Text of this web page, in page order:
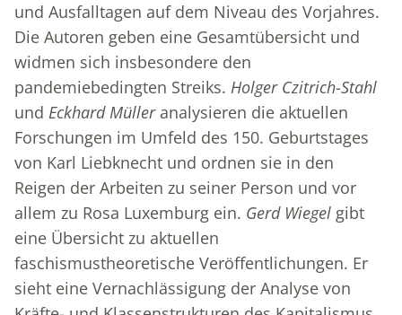
und Ausfalltagen auf dem Niveau des Vorjahres.
Die Autoren geben eine Gesamtübersicht und
widmen sich insbesondere den
pandemiebedingten Streiks. Holger Czitrich-Stahl
und Eckhard Mülleranalysieren die aktuellen
Forschungen im Umfeld des 150. Geburtstages
von Karl Liebknecht und ordnen sie in den
Reigen der Arbeiten zu seiner Person und vor
allem zu Rosa Luxemburg ein. Gerd Wiegel gibt
eine Übersicht zu aktuellen
faschismustheoretische Veröffentlichungen. Er
sieht eine Vernachlässigung der Analyse von